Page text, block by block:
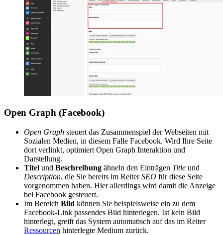
Open Graph (Facebook)
Open Graph steuert das Zusammenspiel der Webseiten mit
Sozialen Medien, in diesem Falle Facebook. Wird Ihre Seite
dort verlinkt, optimiert Open Graph Interaktion und
Darstellung.
Titel und Beschreibung ähneln den Einträgen Title und
Description, die Sie bereits im ReiterSEO für diese Seite
vorgenommen haben. Hier allerdings wird damit die Anzeige
bei Facebook gesteuert.
Im Bereich Bild können Sie beispielsweise ein zu dem
Facebook-Link passendes Bild hinterlegen. Ist kein Bild
hinterlegt, greift das System automatisch auf das im Reiter
Ressourcen hinterlegte Medium zurück.